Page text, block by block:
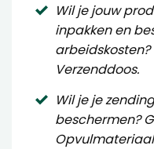
Wil je jouw
inpakken en
Verzenddoos.
Wil je je
beschermen?
Opvulmateriaal